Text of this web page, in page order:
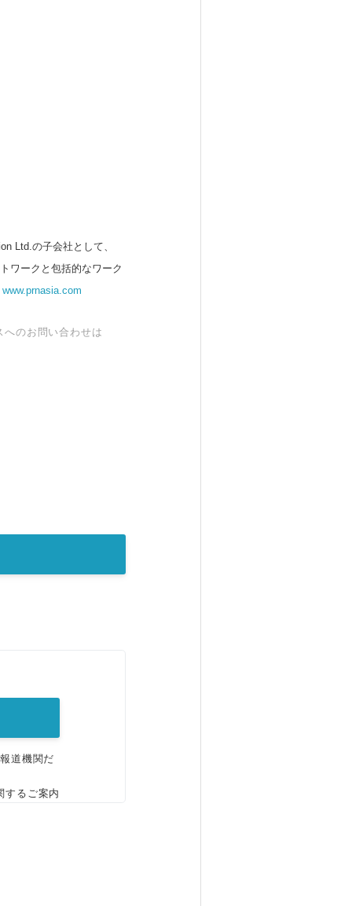
Ltd.の子会社として、
ワークと包括的なワーク
www.prnasia.com
のお問い合わせは
道機関だ
するご案内